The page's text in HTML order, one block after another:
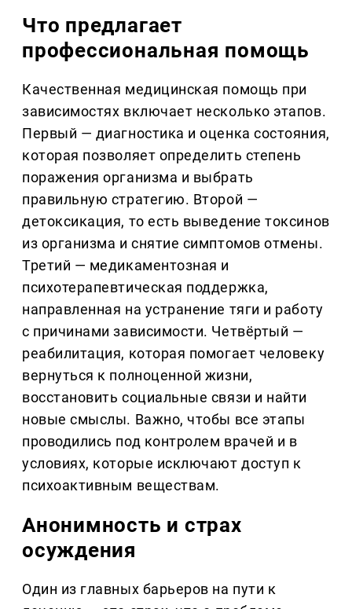
Что предлагает
профессиональная помощь
Качественная медицинская помощь при
зависимостях включает несколько этапов.
Первый — диагностика и оценка состояния,
которая позволяет определить степень
поражения организма и выбрать
правильную стратегию. Второй —
детоксикация, то есть выведение токсинов
из организма и снятие симптомов отмены.
Третий — медикаментозная и
психотерапевтическая поддержка,
направленная на устранение тяги и работу
с причинами зависимости. Четвёртый —
реабилитация, которая помогает человеку
вернуться к полноценной жизни,
восстановить социальные связи и найти
новые смыслы. Важно, чтобы все этапы
проводились под контролем врачей и в
условиях, которые исключают доступ к
психоактивным веществам.
Анонимность и страх
осуждения
Один из главных барьеров на пути к